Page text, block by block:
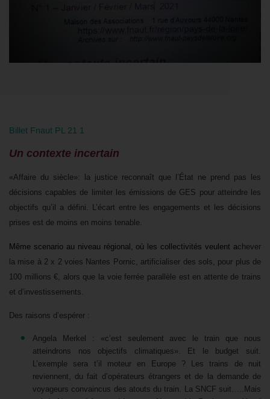
Billet Fnaut PL 21 1
Un contexte incertain
«Affaire du siècle»: la justice reconnaît que l’État ne prend pas les
décisions capables de limiter les émissions de GES pour atteindre les
objectifs qu’il a défini. L’écart entre les engagements et les décisions
prises est de moins en moins tenable.
Même scenario au niveau régional, où les collectivités veulent achever
la mise à 2 x 2 voies Nantes Pornic, artificialiser des sols, pour plus de
100 millions €, alors que la voie ferrée parallèle est en attente de trains
et d’investissements.
Des raisons d’espérer :
Angela Merkel : «c’est seulement avec le train que nous
atteindrons nos objectifs climatiques». Et le budget suit.
L’exemple sera t’il moteur en Europe ? Les trains de nuit
reviennent, du fait d’opérateurs étrangers et de la demande de
voyageurs convaincus des atouts du train. La SNCF suit…..Mais